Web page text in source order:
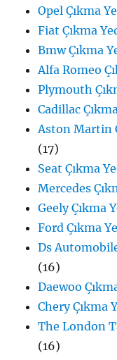
Opel Çıkma
Fiat Çıkma
Bmw Çıkma
Alfa Romeo
Plymouth
Cadillac
Aston Martin
(17)
Seat Çıkma
Mercedes
Geely Çıkma
Ford Çıkma
Ds
(16)
Daewoo
Chery Çıkma
The London
(16)